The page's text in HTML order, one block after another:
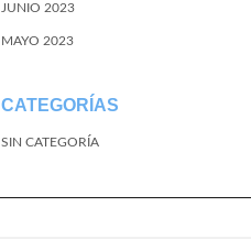
JUNIO 2023
MAYO 2023
CATEGORÍAS
SIN CATEGORÍA